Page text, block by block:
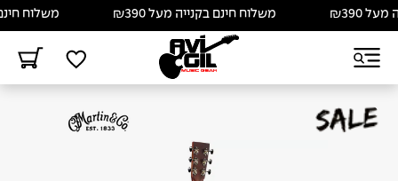
₪390 משלוח חינם בקנייה מעל ₪390 משלוח חינם